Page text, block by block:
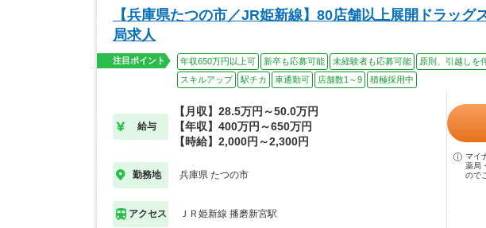
【兵庫県たつの市／JR姫新線】80店舗以上展開ドラッグ
局求人
注目ポイント 年収650万円以上可 新卒も応募可能 未経験者も応募可能 原則、引越しを
スキルアップ
駅チカ 車通勤可 店舗数1～9 積極採用中
給与
【月収】28.5万円～50.0万円
【年収】400万円～650万円
【時給】2,000円～2,300円
勤務地 兵庫県 たつの市
アクセス ＪＲ姫新線 播磨新宮駅
マイ
薬局
ので